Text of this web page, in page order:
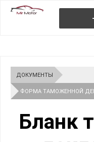
ДОКУМЕНТЫ
ФОРМА ТАМОЖЕННОЙ
Бланк